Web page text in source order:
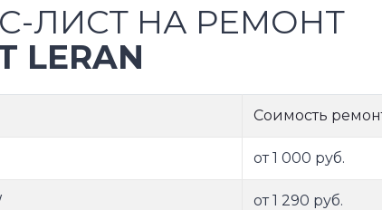
ЛИСТ НА РЕМОНТ
Соимость
от 1 000 руб.
от 1 290 руб.